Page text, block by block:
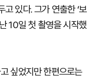
있다. 그가 연출한 ‘보
10일 첫 촬영을 시작했
싶었지만 한편으로는